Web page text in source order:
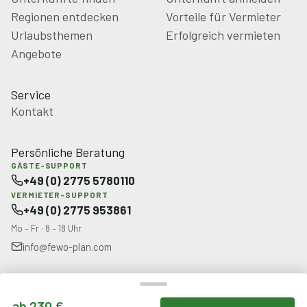
Regionen entdecken
Urlaubsthemen
Angebote
Vorteile für Vermieter
Erfolgreich vermieten
Service
Kontakt
Persönliche Beratung
GÄSTE-SUPPORT
+49 (0) 2775 5780110
VERMIETER-SUPPORT
+49 (0) 2775 953861
Mo – Fr · 8 – 18 Uhr
info@fewo-plan.com
© 2026 FeWo-PLAN.com